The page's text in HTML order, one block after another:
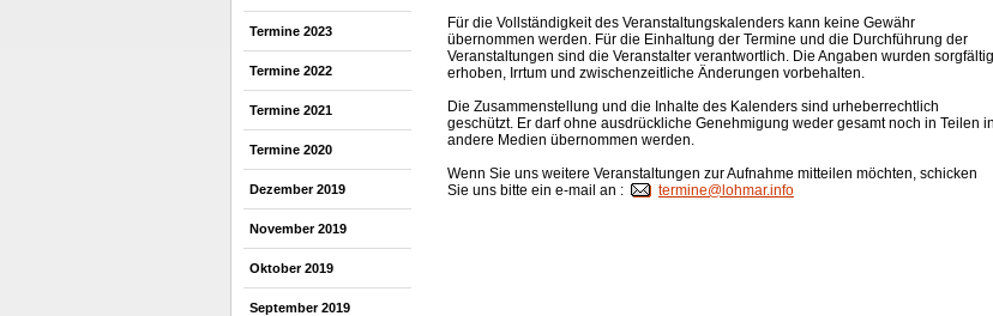
Termine 2023
Termine 2022
Termine 2021
Termine 2020
Dezember 2019
November 2019
Oktober 2019
September 2019
Für die Vollständigkeit des Veranstaltungskalenders kann keine Gewähr
übernommen werden. Für die Einhaltung der Termine und die Durchführung der
Veranstaltungen sind die Veranstalter verantwortlich. Die Angaben wurden sorgfältig
erhoben, Irrtum und zwischenzeitliche Änderungen vorbehalten.
Die Zusammenstellung und die Inhalte des Kalenders sind urheberrechtlich
geschützt. Er darf ohne ausdrückliche Genehmigung weder gesamt noch in Teilen in
andere Medien übernommen werden.
Wenn Sie uns weitere Veranstaltungen zur Aufnahme mitteilen möchten, schicken
Sie uns bitte ein e-mail an :
termine@lohmar.info